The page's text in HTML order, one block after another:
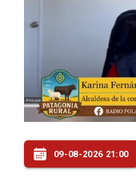
09-08-2026 21:00